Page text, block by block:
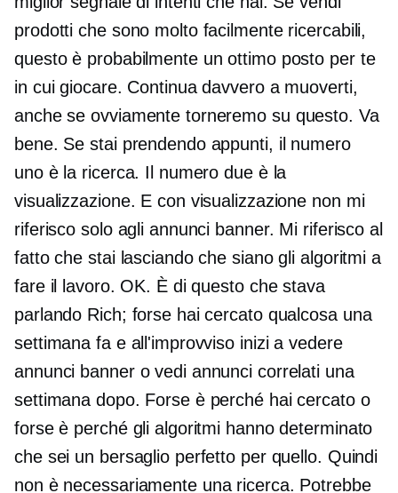
prodotti che sono molto facilmente ricercabili,
questo è probabilmente un ottimo posto per te
in cui giocare. Continua davvero a muoverti,
anche se ovviamente torneremo su questo. Va
bene. Se stai prendendo appunti, il numero
uno è la ricerca. Il numero due è la
visualizzazione. E con visualizzazione non mi
riferisco solo agli annunci banner. Mi riferisco al
fatto che stai lasciando che siano gli algoritmi a
fare il lavoro. OK. È di questo che stava
parlando Rich; forse hai cercato qualcosa una
settimana fa e all'improvviso inizi a vedere
annunci banner o vedi annunci correlati una
settimana dopo. Forse è perché hai cercato o
forse è perché gli algoritmi hanno determinato
che sei un bersaglio perfetto per quello. Quindi
non è necessariamente una ricerca. Potrebbe